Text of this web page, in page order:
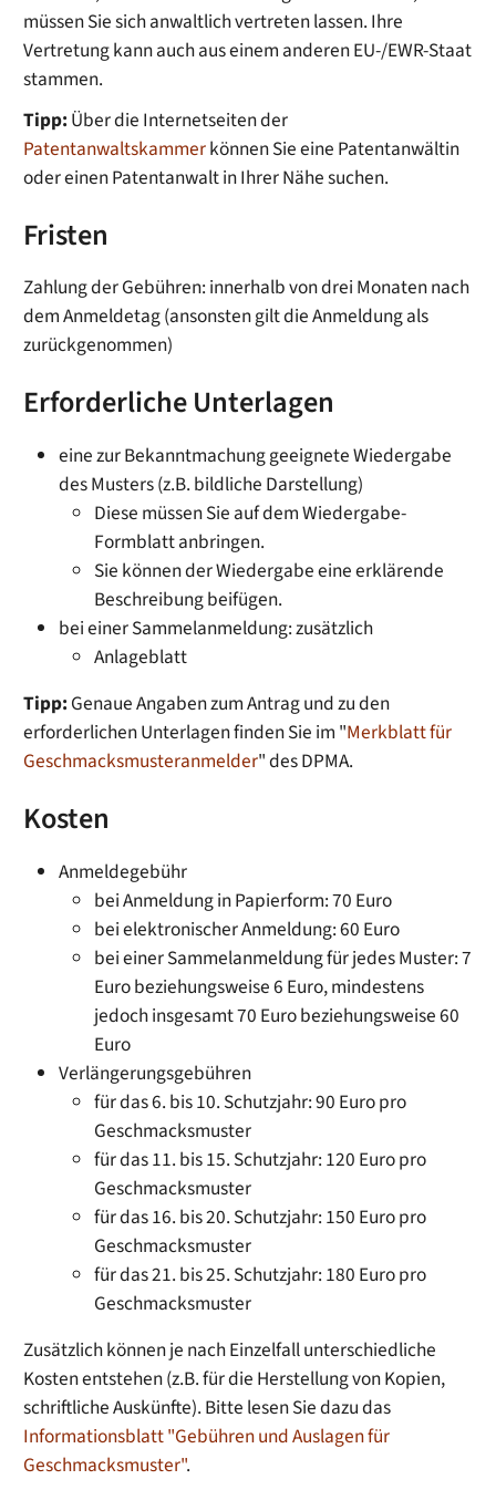
müssen Sie sich anwaltlich vertreten lassen. Ihre
Vertretung kann auch aus einem anderen EU-/EWR-Staat
stammen.
Tipp: Über die Internetseiten der
Patentanwaltskammerkönnen Sie eine Patentanwältin
oder einen Patentanwalt in Ihrer Nähe suchen.
Fristen
Zahlung der Gebühren: innerhalb von drei Monaten nach
dem Anmeldetag (ansonsten gilt die Anmeldung als
zurückgenommen)
Erforderliche Unterlagen
eine zur Bekanntmachung geeignete Wiedergabe
des Musters (z.B. bildliche Darstellung)
Diese müssen Sie auf dem Wiedergabe-
Formblatt anbringen.
Sie können der Wiedergabe eine erklärende
Beschreibung beifügen.
bei einer Sammelanmeldung: zusätzlich
Anlageblatt
Tipp: Genaue Angaben zum Antrag und zu den
erforderlichen Unterlagen finden Sie im "Merkblatt für
Geschmacksmusteranmelder" des DPMA.
Kosten
Anmeldegebühr
bei Anmeldung in Papierform: 70 Euro
bei elektronischer Anmeldung: 60 Euro
bei einer Sammelanmeldung für jedes Muster: 7
Euro beziehungsweise 6 Euro, mindestens
jedoch insgesamt 70 Euro beziehungsweise 60
Euro
Verlängerungsgebühren
für das 6. bis 10. Schutzjahr: 90 Euro pro
Geschmacksmuster
für das 11. bis 15. Schutzjahr: 120 Euro pro
Geschmacksmuster
für das 16. bis 20. Schutzjahr: 150 Euro pro
Geschmacksmuster
für das 21. bis 25. Schutzjahr: 180 Euro pro
Geschmacksmuster
Zusätzlich können je nach Einzelfall unterschiedliche
Kosten entstehen (z.B. für die Herstellung von Kopien,
schriftliche Auskünfte). Bitte lesen Sie dazu das
Informationsblatt "Gebühren und Auslagen für
Geschmacksmuster".